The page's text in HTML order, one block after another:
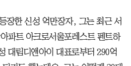
장한 신성 억만장자, 그는 최근 서
파트 아크로서울포레스트 펜트하
대림디앤아이 대표로부터 290억